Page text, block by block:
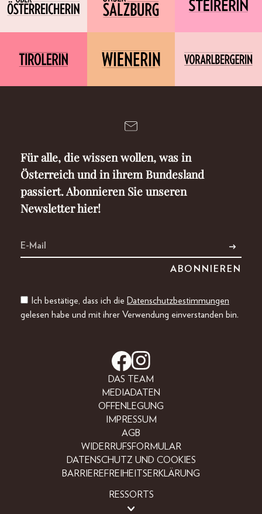
Für alle, die wissen wollen, was in
Österreich und in ihrem Bundesland
passiert. Abonnieren Sie unseren
Newsletter hier!
Ich bestätige, dass ich die Datenschutzbestimmungen
gelesen habe und mit ihrer Verwendung einverstanden bin.
DAS TEAM
MEDIADATEN
OFFENLEGUNG
IMPRESSUM
AGB
WIDERRUFSFORMULAR
DATENSCHUTZ UND COOKIES
BARRIEREFREIHEITSERKLÄRUNG
RESSORTS